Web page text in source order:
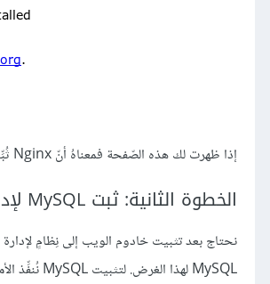
إذا ظهرت لك هذه الصّفحة فمعناهُ أنّ Nginx ثُبِّت بنجاح.
الخطوة الثانية: ثبت MySQL لإدارة بيانات الموقع
MySQL لهذا الغرض. لتثبيت MySQL نُنفِّذ الأمر: